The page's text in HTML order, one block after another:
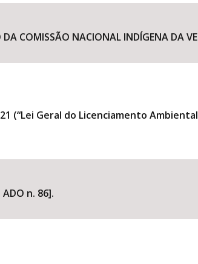
COMISSÃO NACIONAL INDÍGENA DA
(“Lei Geral do Licenciamento
n. 86].